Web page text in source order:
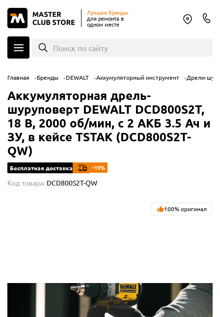
Лучшие бренды
для ремонта в
одном месте
Поиск по сайту
Главная Бренды DEWALT Аккумуляторный инструмент Дрели-
Аккумуляторная дрель-
шуруповерт DEWALT DCD800S2T,
18 В, 2000 об/мин, с 2 АКБ 3.5 Ач и
ЗУ, в кейсе TSTAK (DCD800S2T-
QW)
Бесплатная доставка -19%
Код товара: DCD800S2T-QW
100% оригинал